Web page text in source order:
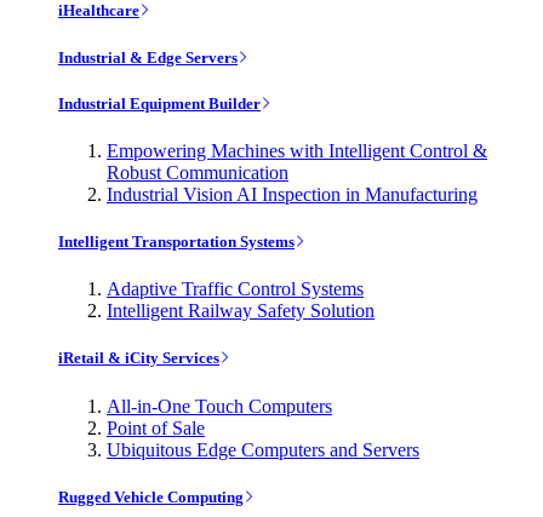
iHealthcare
Industrial & Edge Servers
Industrial Equipment Builder
Empowering Machines with Intelligent Control &
Robust Communication
Industrial Vision AI Inspection in Manufacturing
Intelligent Transportation Systems
Adaptive Traffic Control Systems
Intelligent Railway Safety Solution
iRetail & iCity Services
All-in-One Touch Computers
Point of Sale
Ubiquitous Edge Computers and Servers
Rugged Vehicle Computing